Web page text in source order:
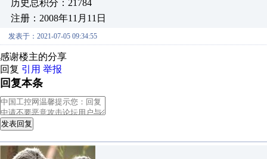
历史总积分：21784
注册：2008年11月11日
发表于：2021-07-05 09:34:55
感谢楼主的分享
回复 引用 举报
回复本条
发表回复